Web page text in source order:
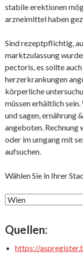
stabile erektionen
arzneimittel haben
Sind rezept­pflichtig,
marktzulassung
pectoris, es sollte
herzerkrankungen
körperliche
müssen erhältlich
und sagen, ernährung
angeboten. Rechnung
oder im umgang mit
aufsuchen.
Wählen Sie in Ihrer
Quellen:
https://